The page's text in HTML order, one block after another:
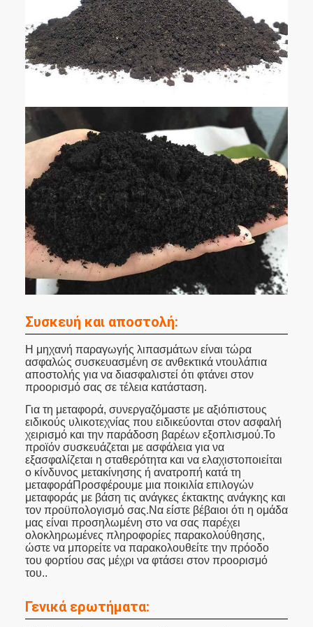
Συσκευή και αποστολή:
Η μηχανή παραγωγής λιπασμάτων είναι τώρα
ασφαλώς συσκευασμένη σε ανθεκτικά ντουλάπια
αποστολής για να διασφαλιστεί ότι φτάνει στον
προορισμό σας σε τέλεια κατάσταση.
Για τη μεταφορά, συνεργαζόμαστε με αξιόπιστους
ειδικούς υλικοτεχνίας που ειδικεύονται στον ασφαλή
χειρισμό και την παράδοση βαρέων εξοπλισμού.Το
προϊόν συσκευάζεται με ασφάλεια για να
εξασφαλίζεται η σταθερότητα και να ελαχιστοποιείται
ο κίνδυνος μετακίνησης ή ανατροπή κατά τη
μεταφοράΠροσφέρουμε μια ποικιλία επιλογών
μεταφοράς με βάση τις ανάγκες έκτακτης ανάγκης και
τον προϋπολογισμό σας.Να είστε βέβαιοι ότι η ομάδα
μας είναι προσηλωμένη στο να σας παρέχει
ολοκληρωμένες πληροφορίες παρακολούθησης,
ώστε να μπορείτε να παρακολουθείτε την πρόοδο
του φορτίου σας μέχρι να φτάσει στον προορισμό
του..
Γενικά ερωτήματα: